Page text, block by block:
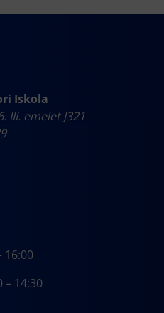
Iskola
III. emelet J321
16:00
– 14:30